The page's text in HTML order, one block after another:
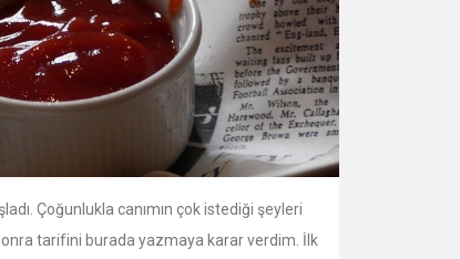
Çoğunlukla canımın çok istediği şeyleri
tarifini burada yazmaya karar verdim. İlk